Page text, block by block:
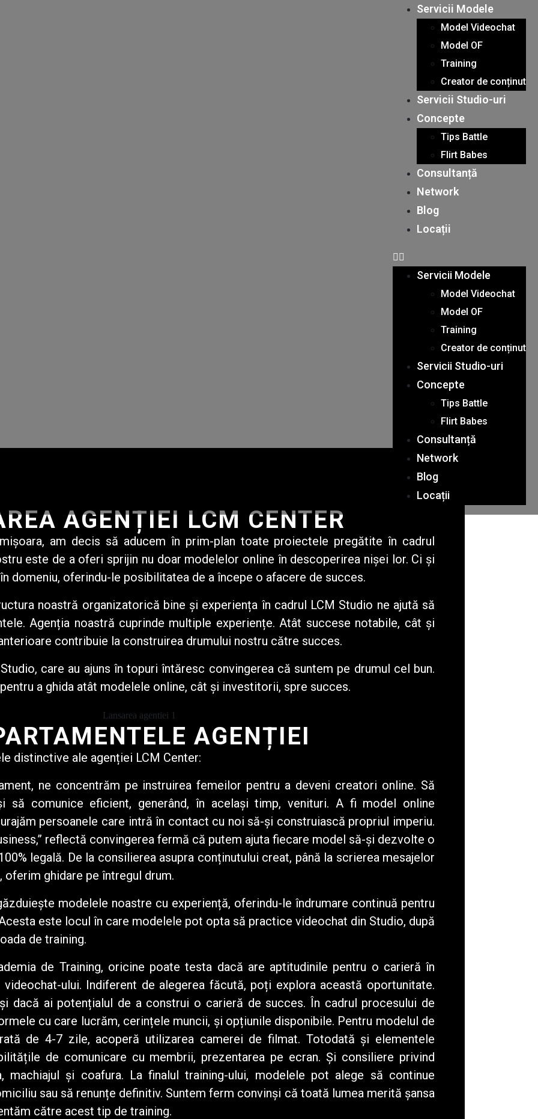
Servicii Modele
Model Videochat
Model OF
Training
Creator de conținut
Servicii Studio-uri
Concepte
Tips Battle
Flirt Babes
Consultanță
Network
Blog
Locații
Servicii Modele
Model Videochat
Model OF
Training
Creator de conținut
Servicii Studio-uri
Concepte
Tips Battle
Flirt Babes
Consultanță
Network
Blog
Locații
AGENȚIEI LCM CENTER
am decis să aducem în prim-plan toate proiectele pregătite în cadrul
este de a oferi sprijin nu doar modelelor online în descoperirea nișei lor. Ci și
domeniu, oferindu-le posibilitatea de a începe o afacere de succes.
noastră organizatorică bine și experiența în cadrul LCM Studio ne ajută să
Agenția noastră cuprinde multiple experiențe. Atât succese notabile, cât și
contribuie la construirea drumului nostru către succes.
care au ajuns în topuri întăresc convingerea că suntem pe drumul cel bun.
a ghida atât modelele online, cât și investitorii, spre succes.
AGENȚIEI
distinctive ale agenției LCM Center:
ne concentrăm pe instruirea femeilor pentru a deveni creatori online. Să
să comunice eficient, generând, în același timp, venituri. A fi model online
persoanele care intră în contact cu noi să-și construiască propriul imperiu.
reflectă convingerea fermă că putem ajuta fiecare model să-și dezvolte o
legală. De la consilierea asupra conținutului creat, până la scrierea mesajelor
ghidare pe întregul drum.
modelele noastre cu experiență, oferindu-le îndrumare continuă pentru
este locul în care modelele pot opta să practice videochat din Studio, după
de training.
de Training, oricine poate testa dacă are aptitudinile pentru o carieră în
ului. Indiferent de alegerea făcută, poți explora această oportunitate.
dacă ai potențialul de a construi o carieră de succes. În cadrul procesului de
cu care lucrăm, cerințele muncii, și opțiunile disponibile. Pentru modelul de
de 4-7 zile, acoperă utilizarea camerei de filmat. Totodată și elementele
de comunicare cu membrii, prezentarea pe ecran. Și consiliere privind
machiajul și coafura. La finalul training-ului, modelele pot alege să continue
sau să renunțe definitiv. Suntem ferm convinși că toată lumea merită șansa
către acest tip de training.